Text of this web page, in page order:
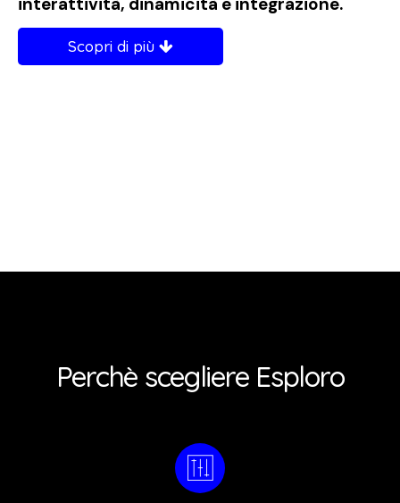
Scopri di più
Perchè scegliere Esploro